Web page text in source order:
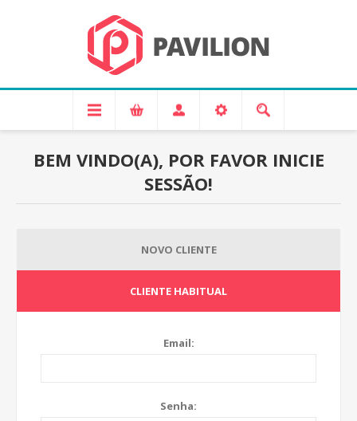
BEM VINDO(A), POR FAVOR INICIE
SESSÃO!
NOVO CLIENTE
CLIENTE HABITUAL
Email:
Senha: